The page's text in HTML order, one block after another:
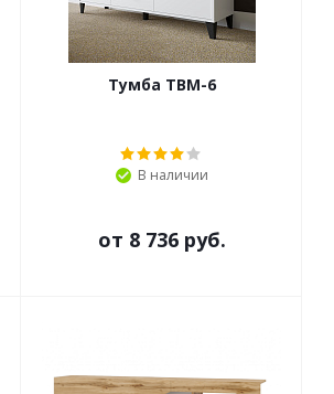
Тумба ТВМ-6
В наличии
от 8 736 руб.